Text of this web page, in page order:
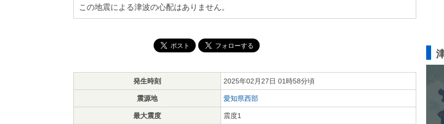
この地震による津波の心配はありません。
発生時刻 2025年02月27日 01時58分頃
震源地 愛知県西部
最大震度 震度1